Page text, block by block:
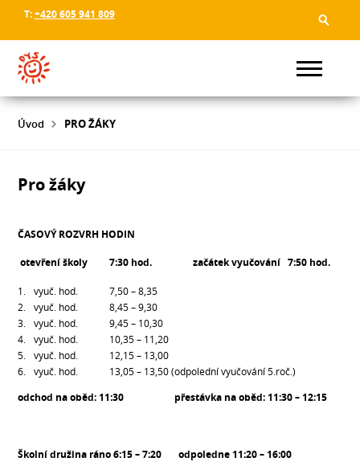
T:+420 605 941 809
Úvod PRO ŽÁKY
Pro žáky
ČASOVÝ ROZVRH HODIN
otevření školy 7:30 hod. začátek vyučování 7:50 hod.
vyuč. hod. 7,50 – 8,35
vyuč. hod. 8,45 – 9,30
vyuč. hod. 9,45 – 10,30
vyuč. hod. 10,35 – 11,20
vyuč. hod. 12,15 – 13,00
vyuč. hod. 13,05 – 13,50 (odpolední vyučování 5.roč.)
odchod na oběd: 11:30 přestávka na oběd: 11:30 – 12:15
Školní družina ráno 6:15 – 7:20 odpoledne 11:20 – 16:00